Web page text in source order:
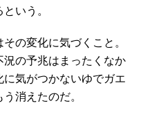
いう。
の変化に気づくこと。
の予兆はまったくなか
気がつかないゆでガエ
消えたのだ。